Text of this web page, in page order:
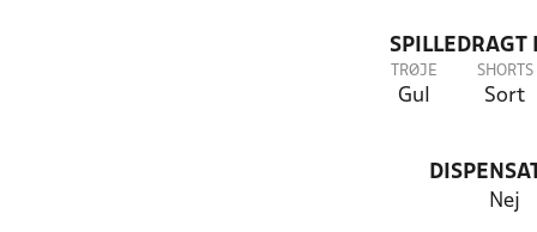
SPILLEDRAGT
TRØJE
Gul
SHORTS
Sort
Nej